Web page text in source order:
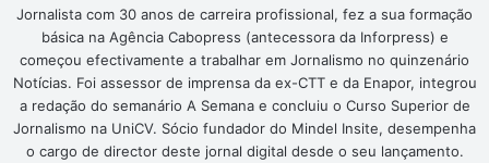
Jornalista com 30 anos de carreira profissional, fez a sua formação
básica na Agência Cabopress (antecessora da Inforpress) e
começou efectivamente a trabalhar em Jornalismo no quinzenário
Notícias. Foi assessor de imprensa da ex-CTT e da Enapor, integrou
a redação do semanário A Semana e concluiu o Curso Superior de
Jornalismo na UniCV. Sócio fundador do Mindel Insite, desempenha
o cargo de director deste jornal digital desde o seu lançamento.